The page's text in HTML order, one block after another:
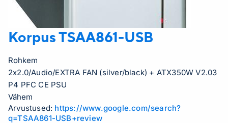
KorpusTSAA861-USB
Rohkem
2x2.0/Audio/EXTRA FAN (silver/black) + ATX350W V2.03
P4 PFC CE PSU
Vähem
Arvustused: https://www.google.com/search?
q=TSAA861-USB+review